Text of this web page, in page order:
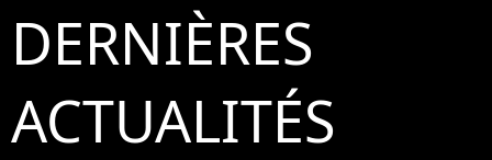
DERNIÈRES
ACTUALITÉS